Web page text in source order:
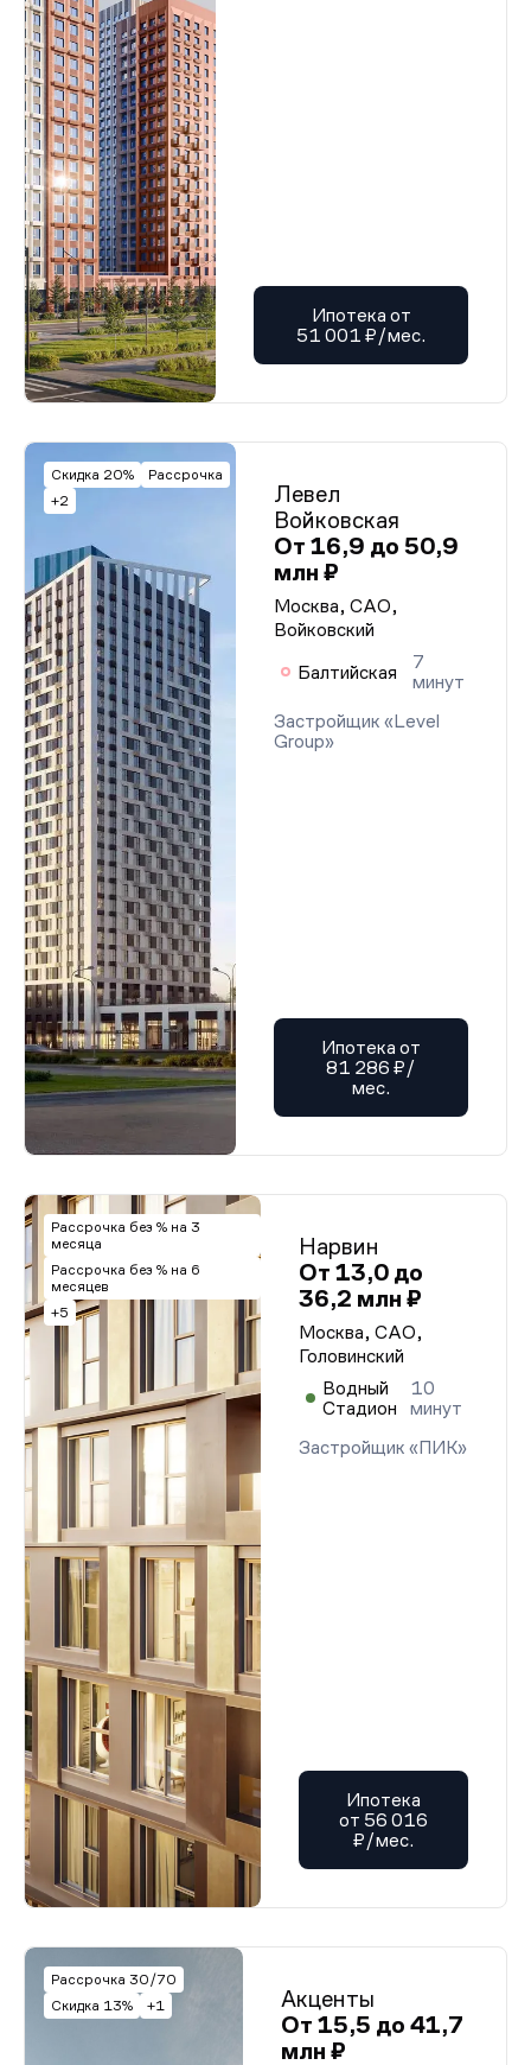
Ипотека от
51 001 ₽/мес.
Скидка 20%
Рассрочка
+2
Левел
Войковская
От 16,9 до 50,9
млн ₽
Москва, САО,
Войковский
Балтийская
7
минут
Застройщик «Level
Group»
Ипотека от
81 286 ₽/
мес.
Рассрочка без % на 3
месяца
Рассрочка без % на 6
месяцев
+5
Нарвин
От 13,0 до
36,2 млн ₽
Москва, САО,
Головинский
Водный
Стадион
10
минут
Застройщик «ПИК»
Ипотека
от 56 016
₽/мес.
Рассрочка 30/70
Скидка 13%
+1
Акценты
От 15,5 до 41,7
млн ₽